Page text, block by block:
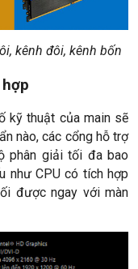
kênh đôi, kênh bốn
kỹ thuật của main sẽ
nào, các cổng hỗ trợ
phân giải tối đa bao
như CPU có tích hợp
được ngay với màn